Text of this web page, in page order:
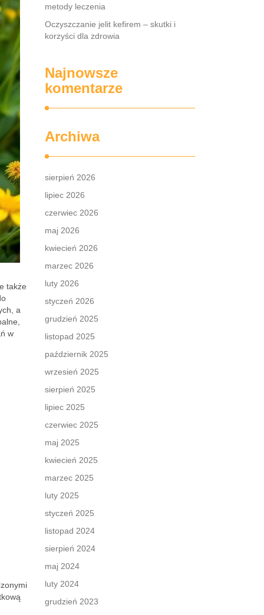
także
a
w
metody leczenia
Oczyszczanie jelit kefirem – skutki i
korzyści dla zdrowia
Najnowsze
komentarze
Archiwa
sierpień 2026
lipiec 2026
czerwiec 2026
maj 2026
kwiecień 2026
marzec 2026
luty 2026
styczeń 2026
grudzień 2025
listopad 2025
październik 2025
wrzesień 2025
sierpień 2025
lipiec 2025
czerwiec 2025
maj 2025
kwiecień 2025
marzec 2025
luty 2025
styczeń 2025
listopad 2024
sierpień 2024
maj 2024
luty 2024
grudzień 2023